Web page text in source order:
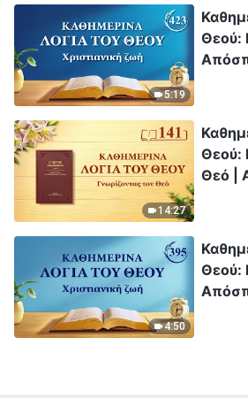
5:19
Θεού:
14:27
Θεού:
Θεό |
4:50
Θεού: